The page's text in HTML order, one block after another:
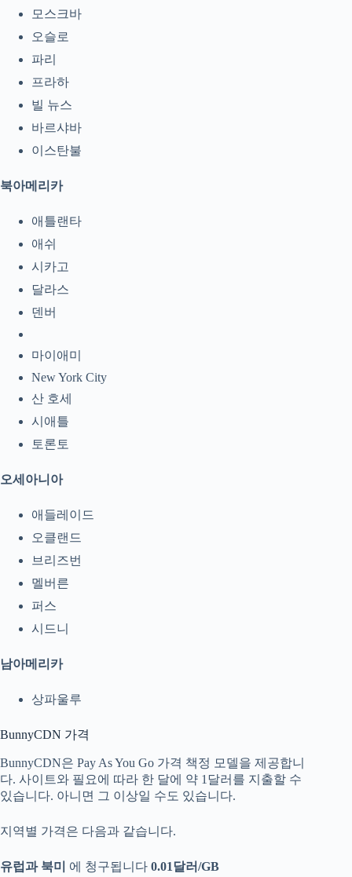
모스크바
오슬로
파리
프라하
빌 뉴스
바르샤바
이스탄불
북아메리카
애틀랜타
애쉬
시카고
달라스
덴버
마이애미
New York City
산 호세
시애틀
토론토
오세아니아
애들레이드
오클랜드
브리즈번
멜버른
퍼스
시드니
남아메리카
상파울루
BunnyCDN 가격
BunnyCDN은 Pay As You Go 가격 책정 모델을 제공합니
다. 사이트와 필요에 따라 한 달에 약 1달러를 지출할 수
있습니다. 아니면 그 이상일 수도 있습니다.
지역별 가격은 다음과 같습니다.
유럽과 북미 에 청구됩니다 0.01달러/GB